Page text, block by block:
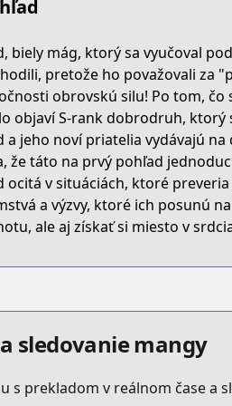
party-wo-tsuihou-
biely mág, ktorý sa vyučoval
pretože ho považovali za
obrovskú silu! Po tom,
objaví S-rank dobrodruh, ktorý
a jeho noví priatelia vydávajú
že táto na prvý pohľad
ocitá v situáciách, ktoré
a výzvy, ktoré ich posunú
ale aj získať si miesto v
sledovanie mangy
s prekladom v reálnom čase a